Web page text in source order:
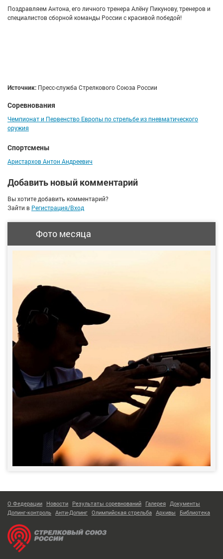
Поздравляем Антона, его личного тренера Алёну Пикунову, тренеров и
специалистов сборной команды России с красивой победой!
Источник: Пресс-служба Стрелкового Союза России
Соревнования
Чемпионат и Первенство Европы по стрельбе из пневматического
оружия
Спортсмены
Аристархов Антон Андреевич
Добавить новый комментарий
Вы хотите добавить комментарий?
Зайти в Регистрация/Вход
Фото месяца
О Федерации Новости Результаты соревнований Галерея Документы
Допинг-контроль Анти-Допинг Олимпийская стрельба Архивы Библиотека